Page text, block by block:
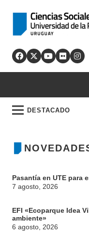
DESTACADO
Pasantía en UTE para
7 agosto, 2026
EFI «Ecoparque Idea
ambiente»
6 agosto, 2026